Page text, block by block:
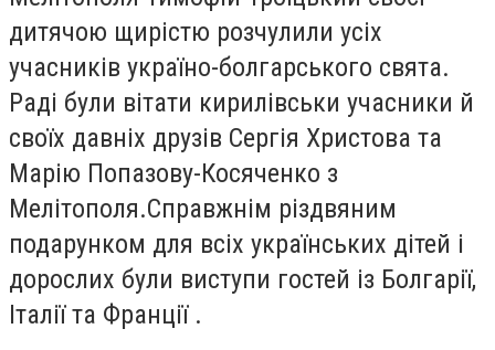
дитячою щирістю розчулили усіх
учасників україно-болгарського свята.
Раді були вітати кирилівськи учасники й
своїх давніх друзів Сергія Христова та
Марію Попазову-Косяченко з
Мелітополя.Справжнім різдвяним
подарунком для всіх українських дітей і
дорослих були виступи гостей із Болгарії,
Італії та Франції .